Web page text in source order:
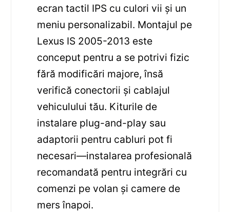
ecran tactil IPS cu culori vii și un
meniu personalizabil. Montajul pe
Lexus IS 2005-2013 este
conceput pentru a se potrivi fizic
fără modificări majore, însă
verifică conectorii și cablajul
vehiculului tău. Kiturile de
instalare plug-and-play sau
adaptorii pentru cabluri pot fi
necesari—instalarea profesională
recomandată pentru integrări cu
comenzi pe volan și camere de
mers înapoi.